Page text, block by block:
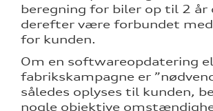
beregning for biler op til 2 år
derefter være forbundet
for kunden.
Om en softwareopdatering
fabrikskampagne er
således oplyses til kunden,
nogle objektive